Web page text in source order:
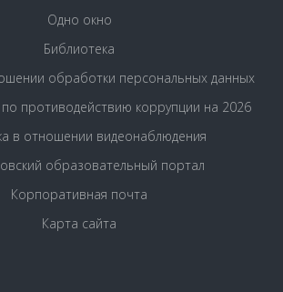
Одно окно
Библиотека
обработки персональных данных
противодействию коррупции на 2026
в отношении видеонаблюдения
образовательный портал
Корпоративная почта
Карта сайта